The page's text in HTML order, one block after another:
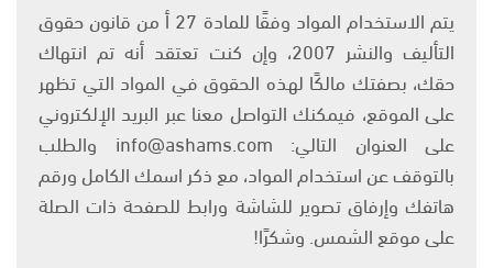
يتم الاستخدام المواد وفقًا للمادة 27 أ من قانون حقوق
التأليف والنشر 2007، وإن كنت تعتقد أنه تم انتهاك
حقك، بصفتك مالكًا لهذه الحقوق في المواد التي تظهر
على الموقع، فيمكنك التواصل معنا عبر البريد الإلكتروني
على العنوان التالي: info@ashams.com والطلب
بالتوقف عن استخدام المواد، مع ذكر اسمك الكامل ورقم
هاتفك وإرفاق تصوير للشاشة ورابط للصفحة ذات الصلة
على موقع الشمس. وشكرًا!